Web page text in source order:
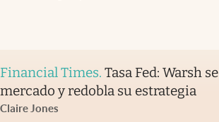
Financial Times. Tasa Fed: Warsh
mercado y redobla su estrategia
Claire Jones